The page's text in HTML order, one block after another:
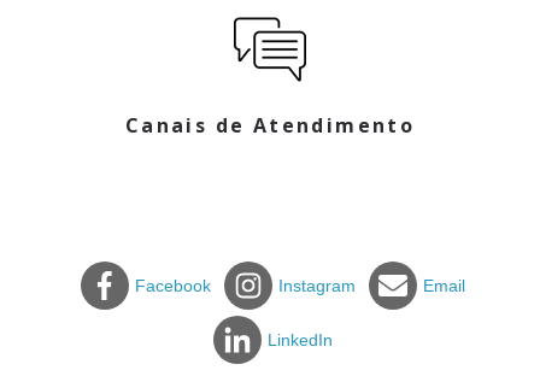
Canais de Atendimento
Facebook Instagram Email
LinkedIn